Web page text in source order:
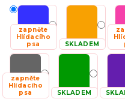
zapněte
Hlídacího
psa
SKLADEM
zapněte
Hlídacího
psa
SKLADEM